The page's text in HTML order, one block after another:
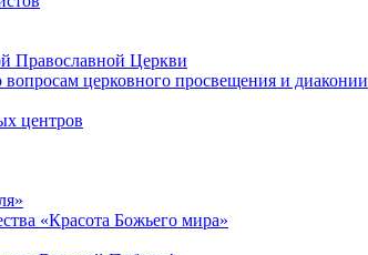
Православной Церкви
церковного просвещения и диаконии
центров
«Красота Божьего мира»